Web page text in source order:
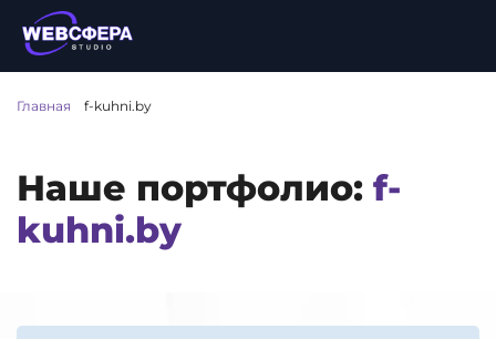
Главная f-kuhni.by
Наше портфолио: f-
kuhni.by